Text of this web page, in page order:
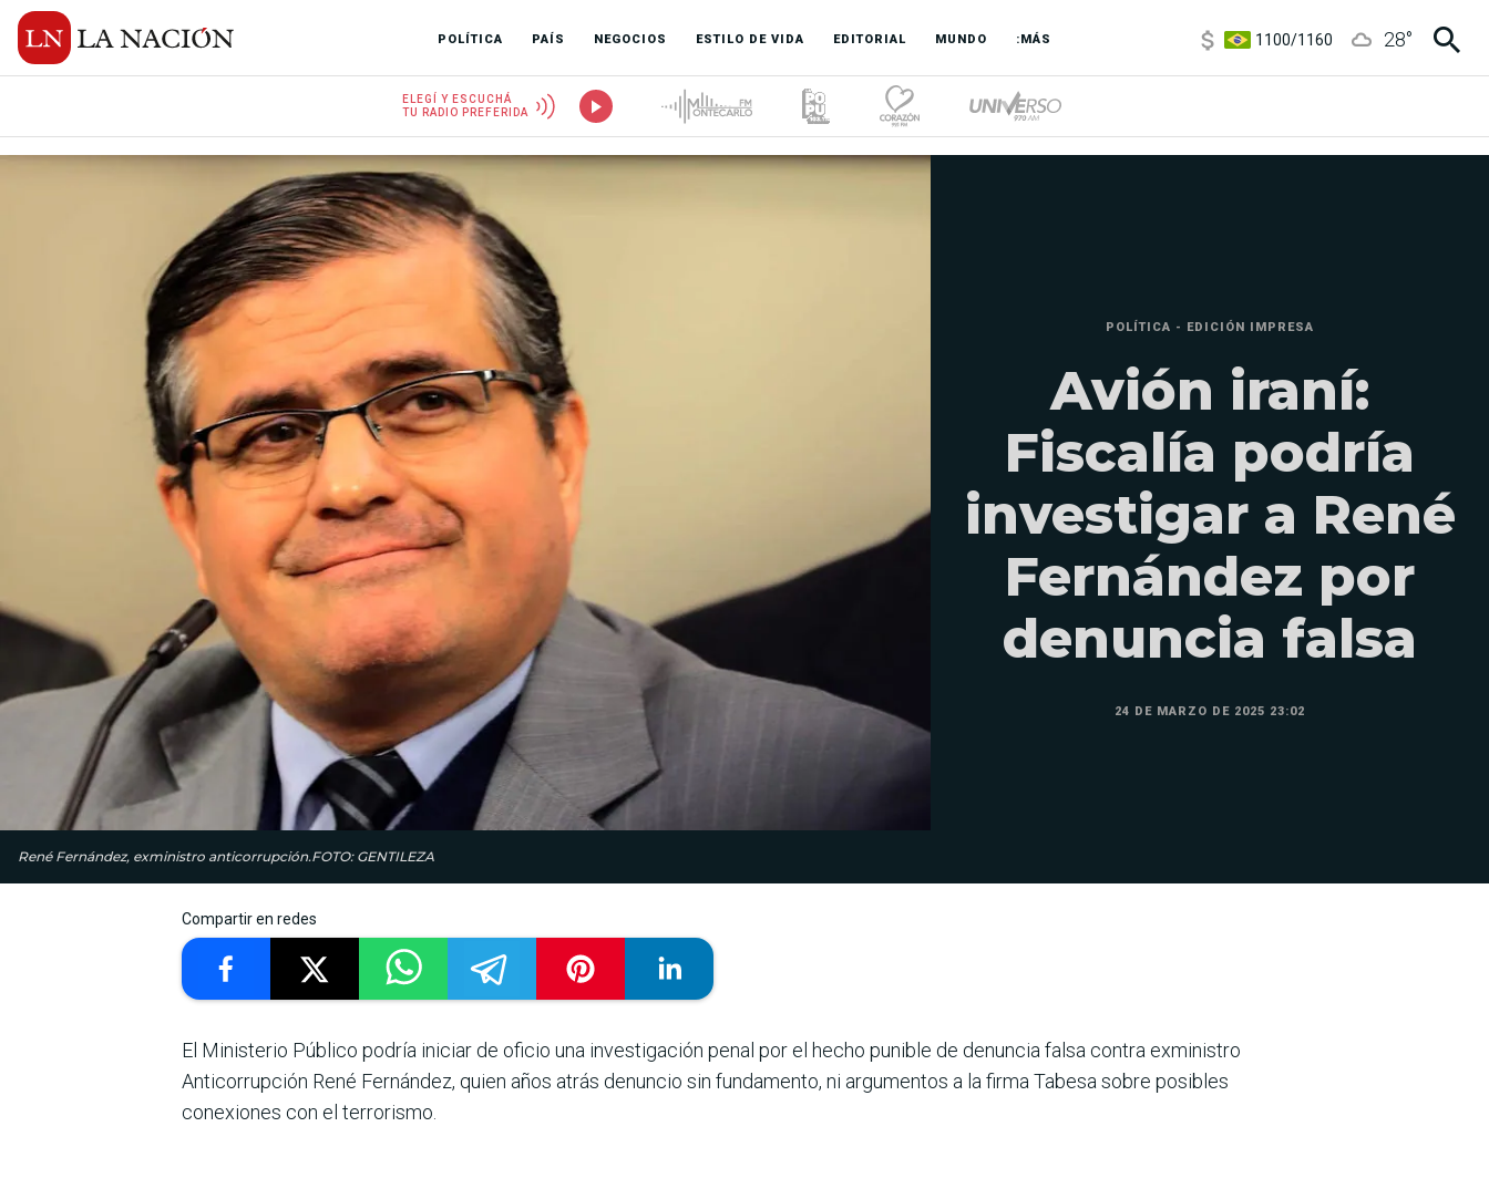
POLÍTICA PAÍS NEGOCIOS ESTILO DE VIDA EDITORIAL MUNDO :MÁS
3,8/4
28°
ELEGÍ Y ESCUCHÁ
TU RADIO PREFERIDA
René Fernández, exministro anticorrupción.FOTO: GENTILEZA
POLÍTICA - EDICIÓN IMPRESA
Avión iraní:
Fiscalía podría
investigar a René
Fernández por
denuncia falsa
24 DE MARZO DE 2025 23:02
Compartir en redes
El Ministerio Público podría iniciar de ofi­cio una investigación penal por el hecho punible de denuncia falsa contra exmi­nistro
Anticorrupción René Fernández, quien años atrás denuncio sin fundamento, ni argumentos a la firma Tabesa sobre posibles
conexiones con el terrorismo.